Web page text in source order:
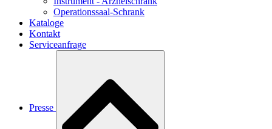
Operationssaal-Schrank
Kataloge
Kontakt
Serviceanfrage
Presse